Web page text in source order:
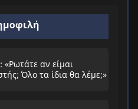
«Ρωτάτε αν είμαι
Όλο τα ίδια θα λέμε;»